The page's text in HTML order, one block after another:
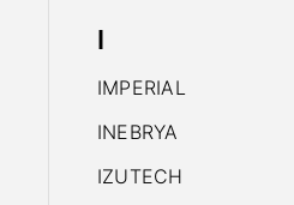
I
IMPERIAL
INEBRYA
IZUTECH